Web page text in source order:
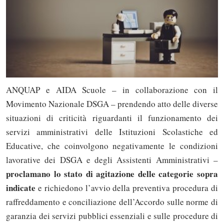
ANQUAP e AIDA Scuole – in collaborazione con il
Movimento Nazionale DSGA – prendendo atto delle diverse
situazioni di criticità riguardanti il funzionamento dei
servizi amministrativi delle Istituzioni Scolastiche ed
Educative, che coinvolgono negativamente le condizioni
lavorative dei DSGA e degli Assistenti Amministrativi –
proclamano lo stato di agitazione delle categorie sopra
indicate e richiedono l’avvio della preventiva procedura di
raffreddamento e conciliazione dell’Accordo sulle norme di
garanzia dei servizi pubblici essenziali e sulle procedure di